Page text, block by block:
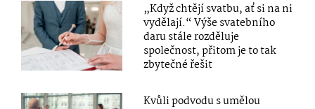
„Když chtějí svatbu, ať si na ni
vydělají.“ Výše svatebního
daru stále rozděluje
společnost, přitom je to tak
zbytečné řešit
Kvůli podvodu s umělou